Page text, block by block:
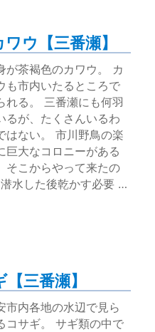
ウ【三番瀬】
が茶褐色のカワウ。 カ
も市内いたるところで
れる。 三番瀬にも何羽
るが、たくさんいるわ
はない。 市川野鳥の楽
巨大なコロニーがある
そこからやって来たの
水した後乾かす必要 …
瀬】” の
三番瀬】
市内各地の水辺で見ら
コサギ。 サギ類の中で